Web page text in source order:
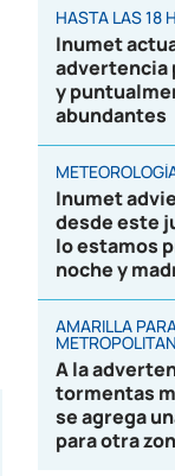
HASTA LAS 18
Inumet
advertencia
y
abundantes
Inumet
desde este
lo estamos
noche y
AMARILLA
A la
tormentas
se agrega
para otra